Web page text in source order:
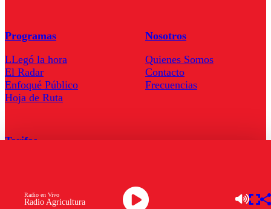
Radio Agricultura
Radio en Vivo
Programas
LLegó la hora
El Radar
Enfoqué Público
Hoja de Ruta
Nosotros
Quienes Somos
Contacto
Frecuencias
Tarifas